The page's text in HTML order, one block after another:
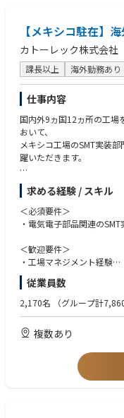
【メキシコ駐在】
カトーレック株式会社
課長以上 海外勤務あり
仕事内容
国内外9ヵ国12ヵ所の工場
おいて、
メキシコ⼯場のSMT実装
躍いただきます。
【主な業務内容】
●SMT実装部門あるいは組
●工場全体の生産性向上／
善活動への取り組み
●⼯場⻑と共に⼯場全体の
●取引先対応
【OJTトレーニング】
ご入社後は、国内工場(高
を予定しております。
研修期間は1ヶ月～3カ月
り研修期間は異なります。
【キャリアパス】
工場長や現地法人の社長
求める経験 / スキル
＜必
・電気電子部品関連の
＜歓迎要件＞
・工場マネジメント経験
・海外勤務(長期出張もしく
・英語や現地語(スペイン語
・赴任先のルールや文化
・海外に長期赴任が可能な方
従業員数
2,170名 （グループ計
複数あり